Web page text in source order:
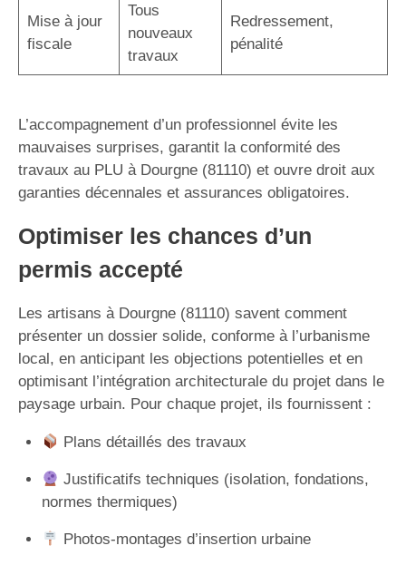
Mise à jour
fiscale
Tous
nouveaux
travaux
Redressement,
pénalité
L’accompagnement d’un professionnel évite les
mauvaises surprises, garantit la conformité des
travaux au PLU à Dourgne (81110) et ouvre droit aux
garanties décennales et assurances obligatoires.
Optimiser les chances d’un
permis accepté
Les artisans à Dourgne (81110) savent comment
présenter un dossier solide, conforme à l’urbanisme
local, en anticipant les objections potentielles et en
optimisant l’intégration architecturale du projet dans le
paysage urbain. Pour chaque projet, ils fournissent :
Plans détaillés des travaux
Justificatifs techniques (isolation, fondations,
normes thermiques)
Photos-montages d’insertion urbaine